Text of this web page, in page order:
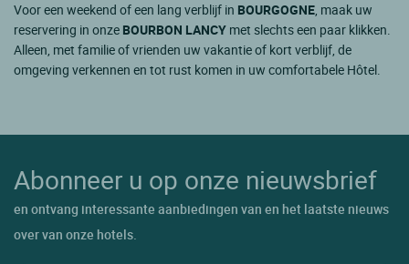
Voor een weekend of een lang verblijf in BOURGOGNE, maak uw
reservering in onze BOURBON LANCY met slechts een paar klikken.
Alleen, met familie of vrienden uw vakantie of kort verblijf, de
omgeving verkennen en tot rust komen in uw comfortabele Hôtel.
Abonneer u op onze nieuwsbrief
en ontvang interessante aanbiedingen van en het laatste nieuws
over van onze hotels.